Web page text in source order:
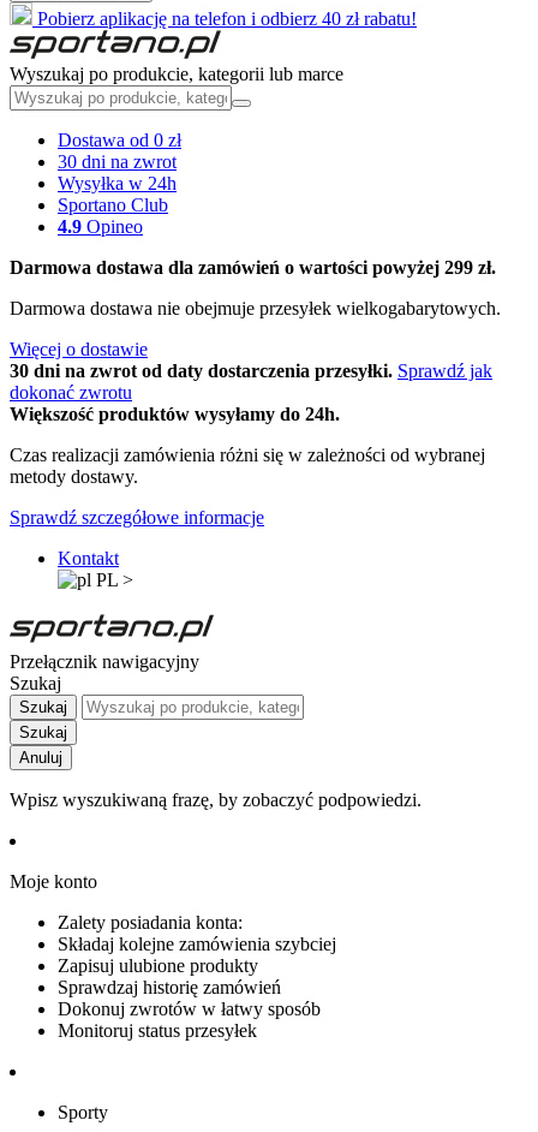
Pobierz aplikację na telefon i odbierz 40 zł rabatu!
Wyszukaj po produkcie, kategorii lub marce
Dostawa od 0 zł
30 dni na zwrot
Wysyłka w 24h
Sportano Club
4.9 Opineo
Darmowa dostawa dla zamówień o wartości powyżej 299 zł.
Darmowa dostawa nie obejmuje przesyłek wielkogabarytowych.
Więcej o dostawie
30 dni na zwrot od daty dostarczenia przesyłki. Sprawdź jak
dokonać zwrotu
Większość produktów wysyłamy do 24h.
Czas realizacji zamówienia różni się w zależności od wybranej
metody dostawy.
Sprawdź szczegółowe informacje
Kontakt
PL >
Przełącznik nawigacyjny
Szukaj
Szukaj
Szukaj
Anuluj
Wpisz wyszukiwaną frazę, by zobaczyć podpowiedzi.
Moje konto
Zalety posiadania konta:
Składaj kolejne zamówienia szybciej
Zapisuj ulubione produkty
Sprawdzaj historię zamówień
Dokonuj zwrotów w łatwy sposób
Monitoruj status przesyłek
Sporty